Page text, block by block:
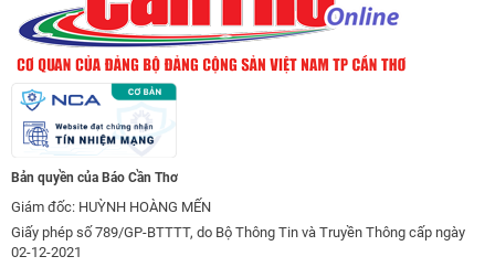
Bản quyền của Báo Cần Thơ
Giám đốc: HUỲNH HOÀNG MẾN
Giấy phép số 789/GP-BTTTT, do Bộ Thông Tin và Truyền Thông cấp ngày
02-12-2021